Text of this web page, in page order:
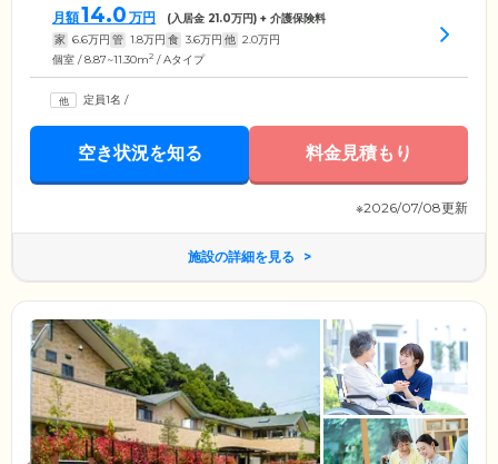
月額14.0 万円 (入居金 21.0万円) + 介護保険料
家 6.6万円 管 1.8万円 食 3.6万円 他 2.0万円
個室 / 8.87~11.30m2 / Aタイプ
定員1名 /
空き状況を知る 料金見積もり
※2026/07/08更新
施設の詳細を見る